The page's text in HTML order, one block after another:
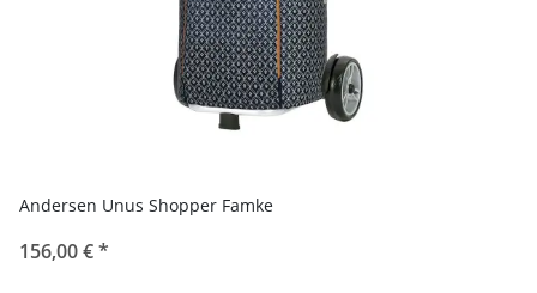
Andersen Unus Shopper Famke
156,00 €*